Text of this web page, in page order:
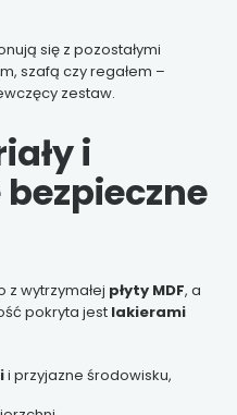
się z pozostałymi
szafą czy regałem –
zestaw.
i
z wytrzymałej płyty MDF, a
pokryta jest lakierami
i przyjazne środowisku,